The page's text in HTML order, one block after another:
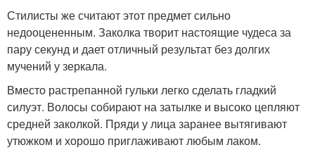
Стилисты же считают этот предмет сильно
недооцененным. Заколка творит настоящие чудеса за
пару секунд и дает отличный результат без долгих
мучений у зеркала.
Вместо растрепанной гульки легко сделать гладкий
силуэт. Волосы собирают на затылке и высоко цепляют
средней заколкой. Пряди у лица заранее вытягивают
утюжком и хорошо приглаживают любым лаком.